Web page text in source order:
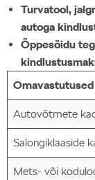
Turvatool,
autoga
Õppesõidu
Omavastutused
Autovõtmete
Salongiklaaside
Mets- või